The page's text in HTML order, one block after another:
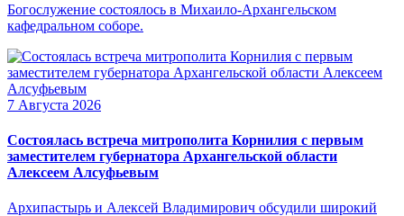
Богослужение состоялось в Михаило-Архангельском
кафедральном соборе.
7 Августа 2026
Состоялась встреча митрополита Корнилия с первым
заместителем губернатора Архангельской области
Алексеем Алсуфьевым
Архипастырь и Алексей Владимирович обсудили широкий